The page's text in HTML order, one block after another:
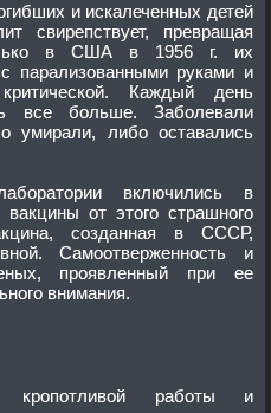
детей
свирепствует, превращая
руками и
Каждый день
все больше. Заболевали
умирали, либо оставались
включились в
от этого страшного
и
создании, заслуживает отдельного внимания.
кропотливой работы и